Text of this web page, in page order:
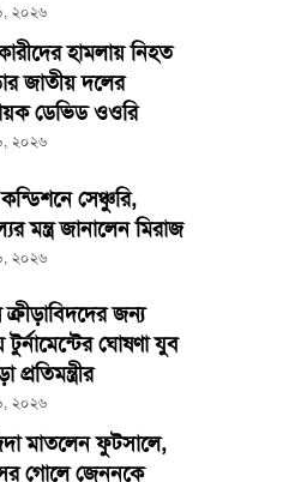
২০২৬
হামলায় নিহত
জাতীয় দলের
ডেভিড ওওরি
২০২৬
সেঞ্চুরি,
মন্ত্র জানালেন মিরাজ
২০২৬
ক্রীড়াবিদদের জন্য
টুর্নামেন্টের ঘোষণা যুব
প্রতিমন্ত্রীর
২০২৬
মাতলেন ফুটসালে,
গোলে জেননকে